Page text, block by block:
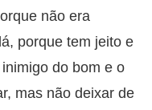
não era
porque tem jeito e
do bom e o
mas não deixar de